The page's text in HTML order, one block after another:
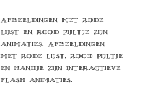
Afbeeldingen met rode
lijst en rood pijltje zijn
animaties. Afbeeldingen
met rode lijst, rood pijltje
en handje zijn interactieve
flash animaties.